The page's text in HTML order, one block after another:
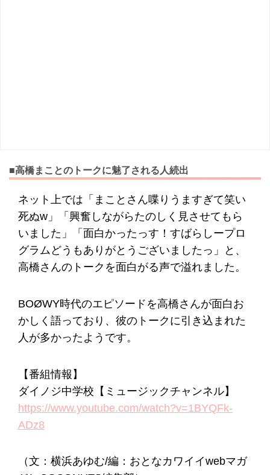
■高橋まことのトークに魅了される人続出
ネット上では「まことさん喋りうますぎて笑い
死ぬw」「興奮しながらたのしく見させてもら
いました」「面白かったっす！すばらしープロ
グラムどうもありがとうございましたっ」と、
高橋さんのトークを面白がる声で溢れました。
BOØWY時代のエピソードを高橋さんが面白お
かしく語っており、彼のトークに引き込まれた
人が多かったようです。
【番組情報】
ダイノジ中学校【ミュージックチャンネル】
https://www.youtube.com/watch?v=1BYQFk-
ADz8
（文：横浜あゆむ/編：おとなカワイイwebマガ